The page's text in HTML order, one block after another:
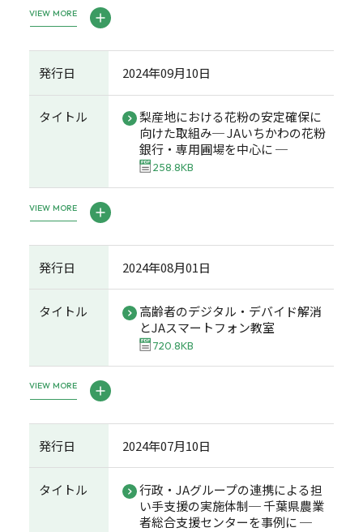
VIEW MORE
発行日 2024年09月10日
タイトル
梨産地における花粉の安定確保に
向けた取組み─ JAいちかわの花粉
銀行・専用圃場を中心に ─
258.8KB
VIEW MORE
発行日 2024年08月01日
タイトル
高齢者のデジタル・デバイド解消
とJAスマートフォン教室
720.8KB
VIEW MORE
発行日 2024年07月10日
タイトル
行政・JAグループの連携による担
い手支援の実施体制─ 千葉県農業
者総合支援センターを事例に ─